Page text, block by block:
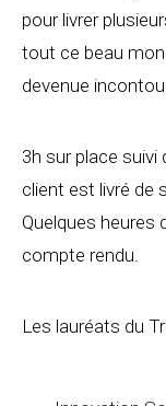
pour livrer
tout ce beau
devenue
3h sur place
client est livré de
Quelques heures
compte rendu.
Les lauréats du